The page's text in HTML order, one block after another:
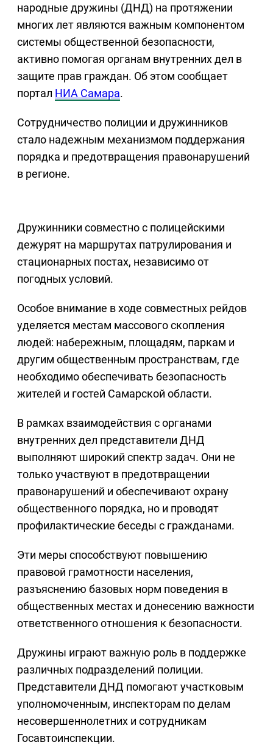
народные дружины (ДНД) на протяжении
многих лет являются важным компонентом
системы общественной безопасности,
активно помогая органам внутренних дел в
защите прав граждан. Об этом сообщает
портал НИА Самара.
Сотрудничество полиции и дружинников
стало надежным механизмом поддержания
порядка и предотвращения правонарушений
в регионе.
Дружинники совместно с полицейскими
дежурят на маршрутах патрулирования и
стационарных постах, независимо от
погодных условий.
Особое внимание в ходе совместных рейдов
уделяется местам массового скопления
людей: набережным, площадям, паркам и
другим общественным пространствам, где
необходимо обеспечивать безопасность
жителей и гостей Самарской области.
В рамках взаимодействия с органами
внутренних дел представители ДНД
выполняют широкий спектр задач. Они не
только участвуют в предотвращении
правонарушений и обеспечивают охрану
общественного порядка, но и проводят
профилактические беседы с гражданами.
Эти меры способствуют повышению
правовой грамотности населения,
разъяснению базовых норм поведения в
общественных местах и донесению важности
ответственного отношения к безопасности.
Дружины играют важную роль в поддержке
различных подразделений полиции.
Представители ДНД помогают участковым
уполномоченным, инспекторам по делам
несовершеннолетних и сотрудникам
Госавтоинспекции.